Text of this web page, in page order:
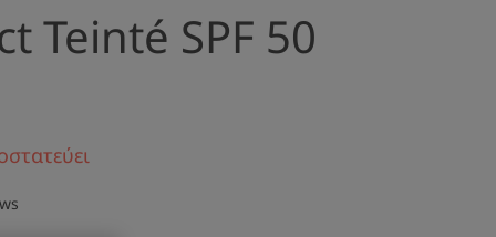
Teinté SPF 50